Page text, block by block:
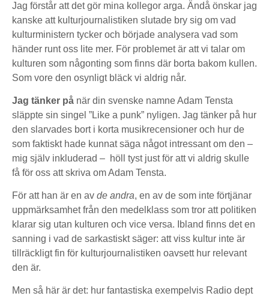
Jag förstår att det gör mina kollegor arga. Ändå önskar jag
kanske att kulturjournalistiken slutade bry sig om vad
kulturministern tycker och började analysera vad som
händer runt oss lite mer. För problemet är att vi talar om
kulturen som någonting som finns där borta bakom kullen.
Som vore den osynligt bläck vi aldrig når.
Jag tänker på när din svenske namne Adam Tensta
släppte sin singel ”Like a punk” nyligen. Jag tänker på hur
den slarvades bort i korta musikrecensioner och hur de
som faktiskt hade kunnat säga något intressant om den –
mig själv inkluderad – höll tyst just för att vi aldrig skulle
få för oss att skriva om Adam Tensta.
För att han är en av de andra, en av de som inte förtjänar
uppmärksamhet från den medelklass som tror att politiken
klarar sig utan kulturen och vice versa. Ibland finns det en
sanning i vad de sarkastiskt säger: att viss kultur inte är
tillräckligt fin för kulturjournalistiken oavsett hur relevant
den är.
Men så här är det: hur fantastiska exempelvis Radio dept